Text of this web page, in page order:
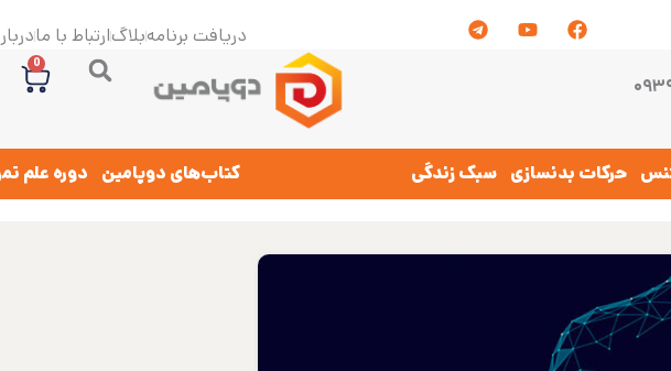
دریافت برنامهبلاگارتباط با ما
0
حرکات بدنسازی سبک زندگی کتاب‌های دوپامین دوره علم